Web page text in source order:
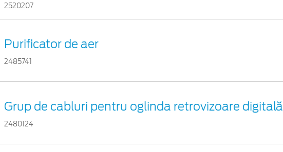
2520207
Purificator de aer
2485741
Grup de cabluri pentru oglinda retrovizoare digitală
2480124